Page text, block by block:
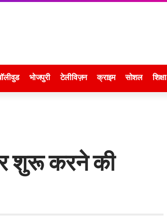
भोजपुरी टेलीविज़न क्राइम सोशल शिक्षा
शुरू करने की